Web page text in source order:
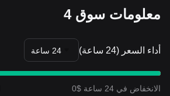
معلومات سوق 4
أداء السعر (24 ساعة) 24 ساعة
الانخفاض في 24 ساعة $0